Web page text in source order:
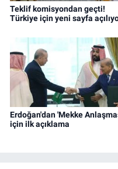
Teklif komisyondan geçti!
Türkiye için yeni sayfa
Erdoğan'dan 'Mekke
için ilk açıklama